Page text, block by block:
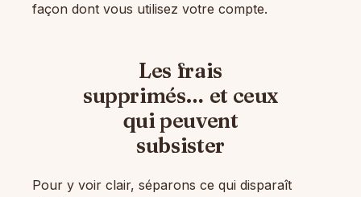
façon dont vous utilisez votre compte.
Les frais
supprimés… et ceux
qui peuvent
subsister
Pour y voir clair, séparons ce qui disparaît